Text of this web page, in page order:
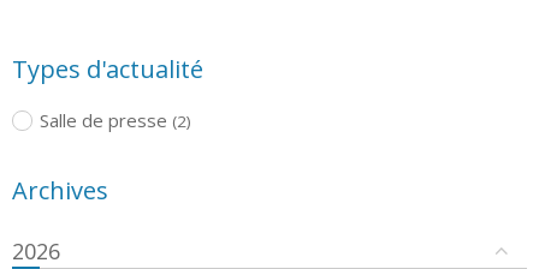
Types d'actualité
Salle de presse (2)
Archives
2026